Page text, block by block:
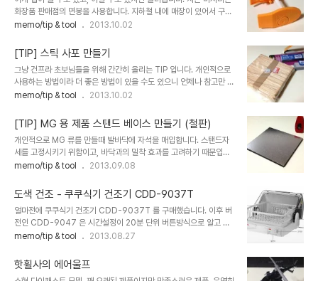
화장품 판매점의 면봉을 사용합니다. 지하철 내에 매장이 있어서 구매
하기도 편하고, 가격도 싸고 무엇보다 한쪽의 면봉이 뿔형태로 나옵니
봉 부분입니다. 이게 대부분 제조 단가 문제로 플라스틱으로 안이 비어
서 나오는데요. 이걸 잘라서 도색하고자 하는 파츠의 접합부위(스냅타
이트 방식의 튀어나온 부분)에 끼우면 대부분 맞게 들어갑니다. 또 순
접에 잘 붙어서 집게를 잡을 수 없는 부분에 쉽게 접합이 되고 떼어지
고요. 사용범위는 집게가 잡기 애매한 파츠, 두개의 파츠를 연결해서
memo/tip & tool 2013.10.02
[TIP] 스틱 사포 만들기
그냥 건프라 초보님들을 위해 간간히 올리는 TIP 입니다. 개인적으로
사용하는 방법이라 더 좋은 방법이 있을 수도 있으니 언제나 참고만 해
주세요.^^ 스타일엑스의 뜯어쓰는 사포입니다. 그리고 알파문구에서
음) 뜯어쓰는 사포는 종류별로 있으니 가볍게 구매하면 됩니다. 대략
2700원 정도이고, 50장이 들어있습니다. 하드스틱은 쇼핑검색하면
종류별로 쫘악 뜹니다. 사이즈도 다양하고요. 알파문구 하드스틱은
1200원 정도이고, 100개가 들어있습니다. 정리하면, 하드스틱을 이
용한 사포 50개를 만드는데, 3300원이 소요됩니다. 개당 단가는
습니다.) 방법은 간단합니다. ..
memo/tip & tool 2013.10.02
[TIP] MG 용 제품 스탠드 베이스 만들기 (철판)
개인적으로 MG 류를 만들때 발바닥에 자석을 매입합니다. 스탠드자
세를 고정시키기 위함이고, 바닥과의 밀착 효과를 고려하기 때문입니
다. 이럴때 자석이 붙을 수 있는 철판의 깔끔한 베이스가 필요한데, 이
품을 구매합니다. 아래사이즈와 두께는 개인적인 선호 기준입니다. 1)
극동공업 함석판10장 (사이즈:0.25mm 100 X 100mm) : 30장
에 10,000원 2) 아크릴판 (사이즈 : 두께5mm/100x100mm) :
장당 1,100원 30장을 제작할 경우 개당 가격은 1.440원 입니다. 제
작은 간단합니다. 순접을 붙이면 끝입니다.
memo/tip & tool 2013.09.08
도색 건조 - 쿠쿠식기 건조기 CDD-9037T
얼마전에 쿠쿠식기 건조기 CDD-9037T 를 구매했습니다. 이후 버
전인 CDD-9047 은 시간설정이 20분 단위 버튼방식으로 알고 있
습니다. 사용상에 크게 문제는 없지만 수동으로 시간을 설정하는 것은
45,000원 + 배송비 7,000월 / 부피가 커서 배송비만 7000원이
나옵니다.) * 팁이라면 중고나라 중고가가 20,000원에서 ~
memo/tip & tool 2013.08.27
핫휠사의 에어울프